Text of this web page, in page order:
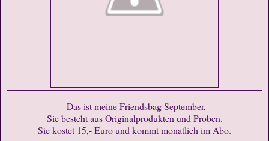
Das ist meine Friendsbag September,
Sie besteht aus Originalprodukten und Proben.
Sie kostet 15,- Euro und kommt monatlich im Abo.